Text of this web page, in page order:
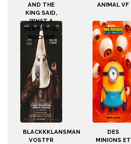
AND THE
KING SAID,
WHAT A
FANTASTIC
MACHINE
ANIMAL VF
BLACKKKLANSMAN
VOSTFR
DES
MINIONS ET